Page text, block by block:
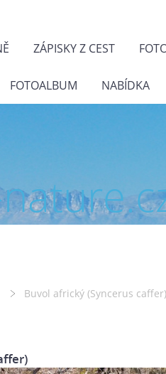
ZÁPISKY Z CEST
FOTOALBUM NABÍDKA
Buvol africký (Syncerus caffer)